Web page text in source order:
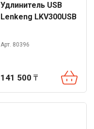
Удлинитель USB
Lenkeng LKV300USB
Арт. 80396
141 500 ₸